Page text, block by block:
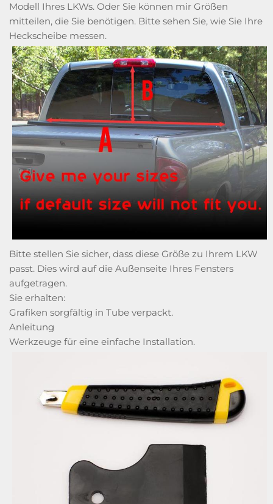
Modell Ihres LKWs. Oder Sie können mir Größen
mitteilen, die Sie benötigen. Bitte sehen Sie, wie Sie Ihre
Heckscheibe messen.
Bitte stellen Sie sicher, dass diese Größe zu Ihrem LKW
passt. Dies wird auf die Außenseite Ihres Fensters
aufgetragen.
Sie erhalten:
Grafiken sorgfältig in Tube verpackt.
Anleitung
Werkzeuge für eine einfache Installation.